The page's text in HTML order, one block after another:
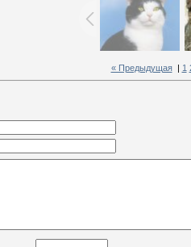
« Предыдущая| 1